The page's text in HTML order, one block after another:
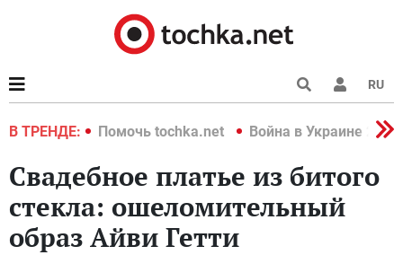
RU
В ТРЕНДЕ:
2022 Помочь tochka.net Война в Украине 2022
Свадебное платье из битого
стекла: ошеломительный
образ Айви Гетти